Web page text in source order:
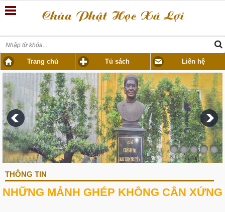
Trang chủ Tủ sách Liên hệ
THÔNG TIN
NHỮNG MẢNH GHÉP KHÔNG CÂN XỨNG